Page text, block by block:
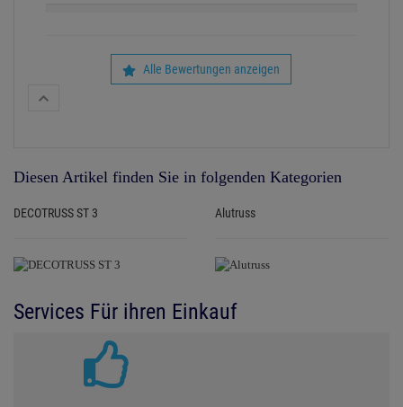
Alle Bewertungen anzeigen
Diesen Artikel finden Sie in folgenden Kategorien
DECOTRUSS ST 3 Alutruss
Services Für ihren Einkauf